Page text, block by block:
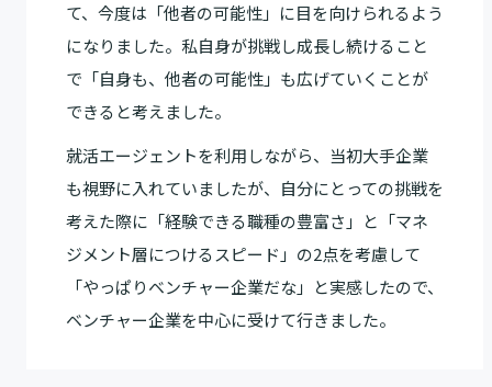
て、今度は「他者の可能性」に目を向けられるよう
になりました。私自身が挑戦し成長し続けること
で「自身も、他者の可能性」も広げていくことが
できると考えました。
就活エージェントを利用しながら、当初大手企業
も視野に入れていましたが、自分にとっての挑戦を
考えた際に「経験できる職種の豊富さ」と「マネ
ジメント層につけるスピード」の2点を考慮して
「やっぱりベンチャー企業だな」と実感したので、
ベンチャー企業を中心に受けて行きました。